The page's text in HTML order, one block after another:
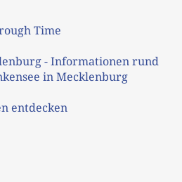
Time
- Informationen rund
in Mecklenburg
entdecken